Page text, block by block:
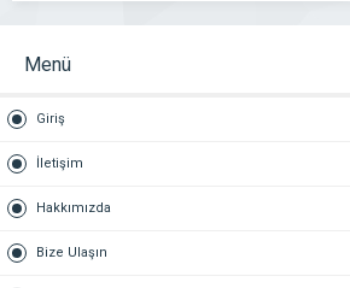
Menü
Giriş
İletişim
Hakkımızda
Bize Ulaşın